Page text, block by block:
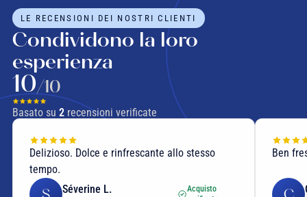
LE RECENSIONI DEI NOSTRI CLIENTI
Condividono la loro
esperienza
10/10
Basato su 2recensioni verificate
Delizioso. Dolce e rinfrescante allo stesso
tempo.
Séverine L.
Acquisto
Ben